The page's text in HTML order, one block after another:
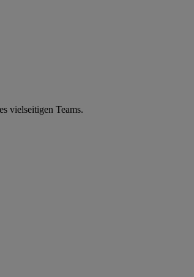
vielseitigen Teams.